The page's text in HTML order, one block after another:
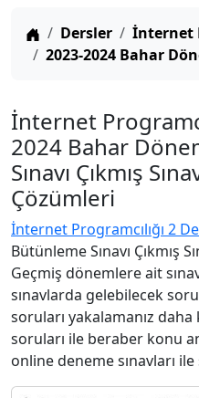
Anasayfa
Dersler
İnternet
2023-2024 Bahar
İnternet
2024 Bahar
Sınavı Çıkmış
Çözümleri
İnternet Programcılığı 2
Bütünleme Sınavı Çıkmış
Geçmiş dönemlere ait
sınavlarda gelebilecek
soruları yakalamanız daha
soruları ile beraber konu
online deneme sınavları